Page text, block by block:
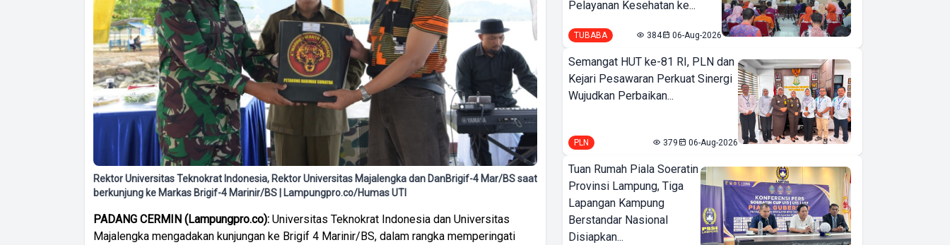
Rektor Universitas Teknokrat Indonesia, Rektor Universitas Majalengka dan DanBrigif-4 Mar/BS saat
berkunjung ke Markas Brigif-4 Marinir/BS | Lampungpro.co/Humas UTI
PADANG CERMIN (Lampungpro.co): Universitas Teknokrat Indonesia dan Universitas
Majalengka mengadakan kunjungan ke Brigif 4 Marinir/BS, dalam rangka memperingati
Pelayanan Kesehatan ke...
TUBABA 384 06-Aug-2026
Semangat HUT ke-81 RI, PLN dan
Kejari Pesawaran Perkuat Sinergi
Wujudkan Perbaikan...
PLN 379 06-Aug-2026
Tuan Rumah Piala Soeratin
Provinsi Lampung, Tiga
Lapangan Kampung
Berstandar Nasional
Disiapkan...